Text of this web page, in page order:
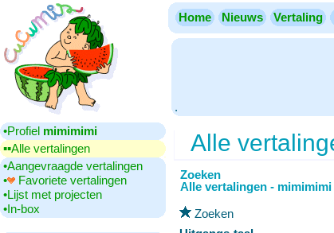
Home Nieuws Vertaling
.
•‎Profiel mimimimi
▪▪‎Alle vertalingen
•‎Aangevraagde vertalingen
•‎
Favoriete vertalingen
•‎Lijst met projecten
•‎In-box
Alle
Zoeken
Alle vertalingen - mimimimi
Zoeken